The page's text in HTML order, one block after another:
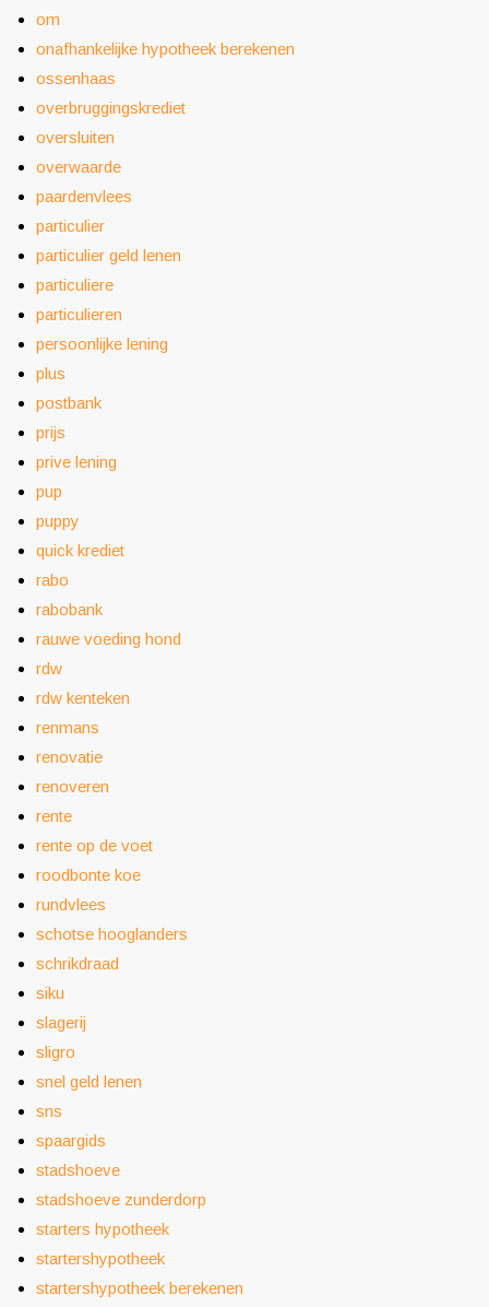
om
onafhankelijke hypotheek berekenen
ossenhaas
overbruggingskrediet
oversluiten
overwaarde
paardenvlees
particulier
particulier geld lenen
particuliere
particulieren
persoonlijke lening
plus
postbank
prijs
prive lening
pup
puppy
quick krediet
rabo
rabobank
rauwe voeding hond
rdw
rdw kenteken
renmans
renovatie
renoveren
rente
rente op de voet
roodbonte koe
rundvlees
schotse hooglanders
schrikdraad
siku
slagerij
sligro
snel geld lenen
sns
spaargids
stadshoeve
stadshoeve zunderdorp
starters hypotheek
startershypotheek
startershypotheek berekenen